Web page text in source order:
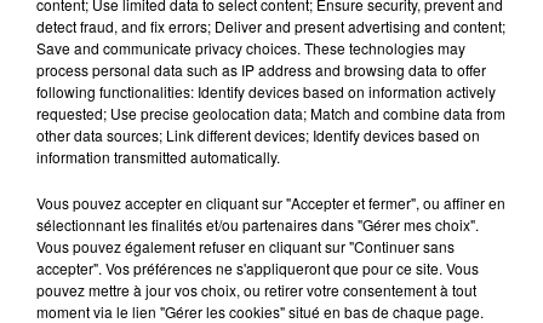
L’accueil de l’Hôtel de Villesera ouvert, aux
horaires habituels dès lundi 16 mars.Le service
de la Vie civilecontinue de fonctionner.
Les électionsse dérouleront normalement. La
Ville s’est adaptée pour garantir la sécurité des
électeurs lors du scrutin. Les mesures suivantes
:
rappel des gestes barrières dès l’entrée de
chaque bureau de vote ;
mise à disposition d’un point d’eau avec
content; Use limited data to select content; Ensure security, prevent and
detect fraud, and fix errors; Deliver and present advertising and content;
Save and communicate privacy choices. These technologies may
process personal data such as IP address and browsing data to offer
following functionalities: Identify devices based on information actively
requested; Use precise geolocation data; Match and combine data from
other data sources; Link different devices; Identify devices based on
information transmitted automatically.
Vous pouvez accepter en cliquant sur "Accepter et fermer", ou affiner en
sélectionnant les finalités et/ou partenaires dans "Gérer mes choix".
Vous pouvez également refuser en cliquant sur "Continuer sans
accepter". Vos préférences ne s'appliqueront que pour ce site. Vous
pouvez mettre à jour vos choix, ou retirer votre consentement à tout
moment via le lien "Gérer les cookies" situé en bas de chaque page.